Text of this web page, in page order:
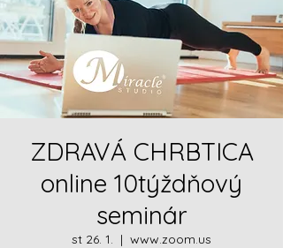
ZDRAVÁ CHRBTICA
online 10týždňový
seminár
st 26. 1.
  |
www.zoom.us